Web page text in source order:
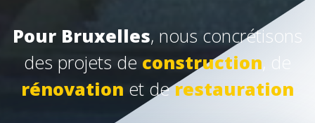
Pour Bruxelles, nous concrétisons
des projets de construction, de
rénovation et derestauration